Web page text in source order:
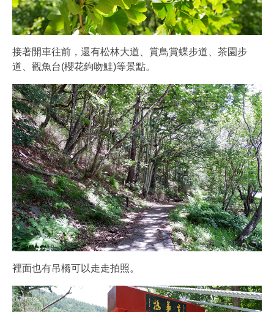
接著開車往前，還有松林大道、賞鳥賞蝶步道、茶園步
道、觀魚台(櫻花鉤吻鮭)等景點。
裡面也有吊橋可以走走拍照。